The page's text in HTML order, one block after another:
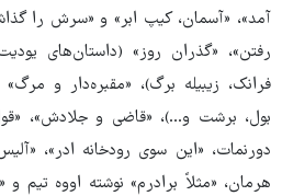
آمد»، «آسمان، کیپ ابر» و «سرش را
رفتن»، «گذران روز» (داستان‌های
فرانک، زیبیله برگ)، «مقبره‌دار و مرگ»
بول، برشت و…)، «قاضی و جلادش»،
دورنمات، «این سوی رودخانه ادر»،
هرمان، «مثلاً برادرم» نوشته اووه تیم